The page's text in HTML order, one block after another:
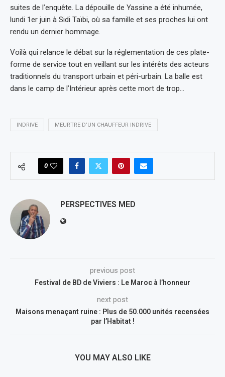
suites de l’enquête. La dépouille de Yassine a été inhumée,
lundi 1er juin à Sidi Taïbi, où sa famille et ses proches lui ont
rendu un dernier hommage.
Voilà qui relance le débat sur la réglementation de ces plate-
forme de service tout en veillant sur les intérêts des acteurs
traditionnels du transport urbain et péri-urbain. La balle est
dans le camp de l’Intérieur après cette mort de trop…
INDRIVE MEURTRE D’UN CHAUFFEUR INDRIVE
0
PERSPECTIVES MED
previous post
Festival de BD de Viviers : Le Maroc à l’honneur
next post
Maisons menaçant ruine : Plus de 50.000 unités recensées
par l’Habitat !
YOU MAY ALSO LIKE